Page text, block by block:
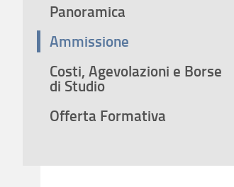
Panoramica
Ammissione
Costi, Agevolazioni e Borse
di Studio
Offerta Formativa